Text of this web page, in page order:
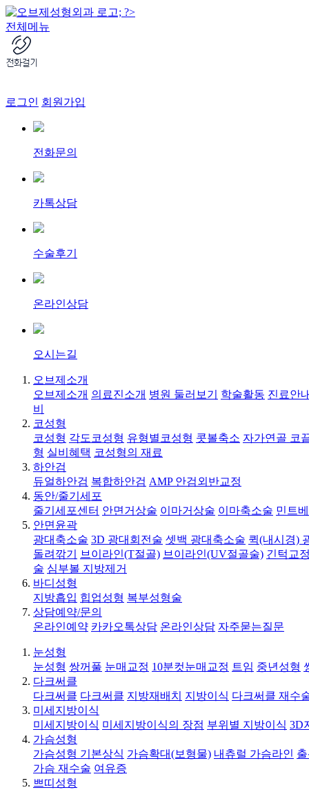
전체메뉴
로그인 회원가입
전화문의
카톡상담
수술후기
온라인상담
오시는길
오브제소개
오브제소개 의료진소개 병원 둘러보기 학술활동 진료안
비
코성형
코성형 각도코성형 유형별코성형 콧볼축소 자가연골 코
형 실비혜택 코성형의 재료
하안검
듀얼하안검 복합하안검 AMP 안검외반교정
동안/줄기세포
줄기세포센터 안면거상술 이마거상술 이마축소술 민트
안면윤곽
광대축소술 3D 광대회전술 셋백 광대축소술 퀵(내시경)
돌려깎기
브이라인(T절골) 브이라인(UV절골술) 긴턱교
술 심부볼 지방제거
바디성형
지방흡입 힙업성형 복부성형술
상담예약/문의
온라인예약 카카오톡상담 온라인상담 자주묻는질문
눈성형
눈성형 쌍꺼풀 눈매교정 10분컷눈매교정 트임 중년성형
다크써클
다크써클 다크써클 지방재배치 지방이식 다크써클 재수
미세지방이식
미세지방이식 미세지방이식의 장점 부위별 지방이식 3D
가슴성형
가슴성형 기본상식 가슴확대(보형물) 내츄럴 가슴라인
가슴 재수술 여유증
쁘띠성형